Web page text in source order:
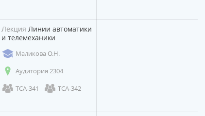
Лекция Линии автоматики
и телемеханики
Маликова О.Н.
Аудитория 2304
ТСА-341
ТСА-342